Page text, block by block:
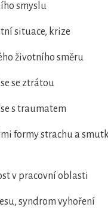
smyslu
situace, krize
životního směru
se ztrátou
s traumatem
formy strachu a
v pracovní oblasti
syndrom vyhoření